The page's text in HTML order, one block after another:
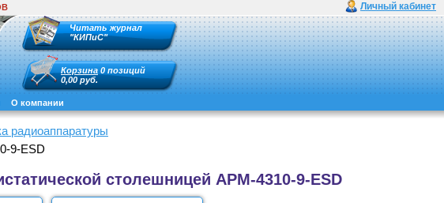
Личный кабинет
Читать журнал
"КИПиС"
Корзина 0 позиций
0,00 руб.
О компании
радиоаппаратуры
9-ESD
столешницей АРМ-4310-9-ESD